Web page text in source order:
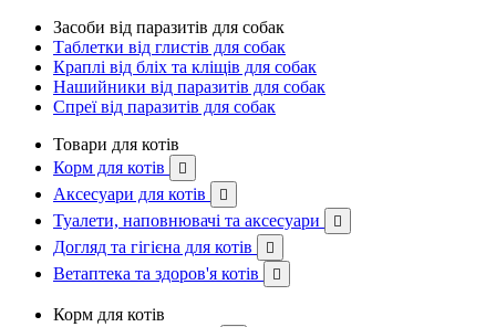
Засоби від паразитів для собак
Таблетки від глистів для собак
Краплі від бліх та кліщів для собак
Нашийники від паразитів для собак
Спреї від паразитів для собак
Товари для котів
Корм для котів

Аксесуари для котів 
Туалети, наповнювачі та аксесуари 
Догляд та гігієна для котів 
Ветаптека та здоров'я котів 
Корм для котів